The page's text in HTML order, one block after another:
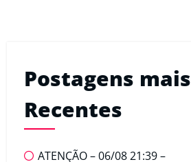
Postagens mais
Recentes
ATENÇÃO – 06/08 21:39 –